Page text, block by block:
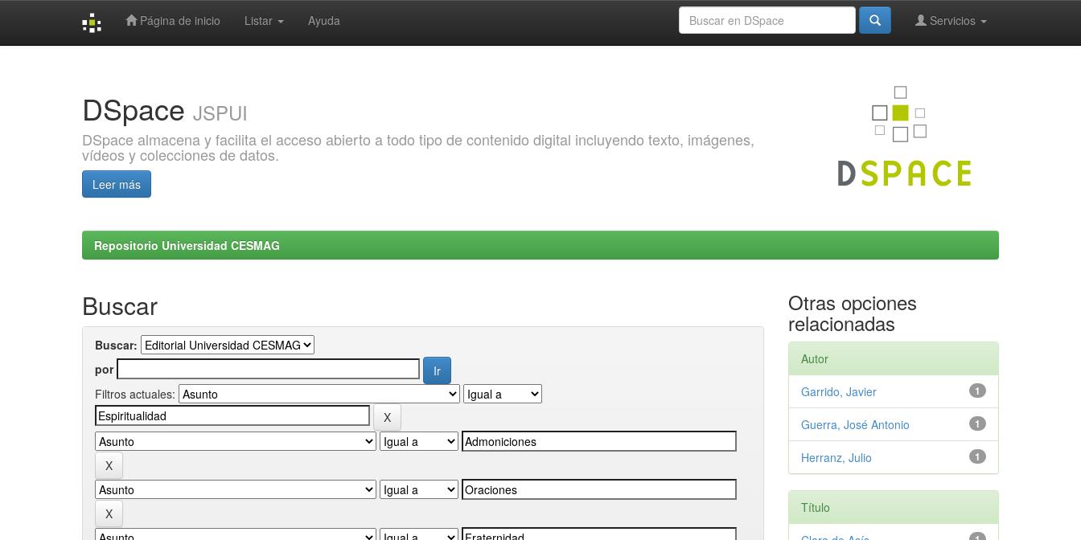
Página de inicio Listar Ayuda Servicios
DSpace JSPUI
DSpace almacena y facilita el acceso abierto a todo tipo de contenido digital incluyendo texto, imágenes,
vídeos y colecciones de datos.
Leer más
Repositorio Universidad CESMAG
Buscar
Buscar:
por
Filtros actuales:
Otras opciones
relacionadas
Autor
1
Garrido, Javier
1
Guerra, José Antonio
1
Herranz, Julio
Título